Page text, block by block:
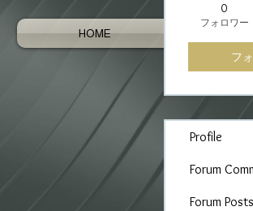
HOME
0
フォロワー
フ
Profile
Forum
Forum Posts